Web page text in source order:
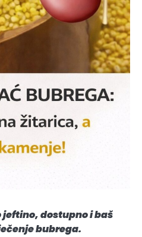
jeftino, dostupno i baš
bubrega.